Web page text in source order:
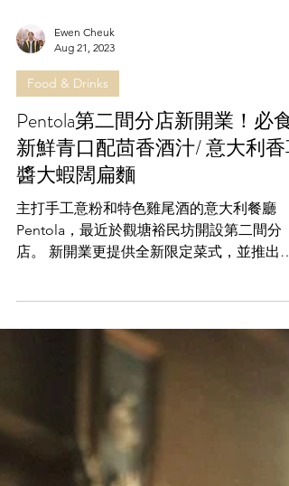
Ewen Cheuk
Aug 21, 2023
Food & Drinks
Pentola第二間分店新開業！必食
新鮮青口配茴香酒汁/ 意大利香
醬大蝦闊扁麵
主打手工意粉和特色雞尾酒的意大利餐廳
粉享買一送一優惠，所有青口菜式只需$88，
並可享有特色雞尾酒第二杯半價！喜歡吃意